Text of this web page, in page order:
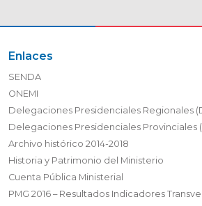
Enlaces
SENDA
ONEMI
Delegaciones Presidenciales Regionales
Delegaciones Presidenciales Provinciales
Archivo histórico 2014-2018
Historia y Patrimonio del Ministerio
Cuenta Pública Ministerial
PMG 2016 – Resultados Indicadores